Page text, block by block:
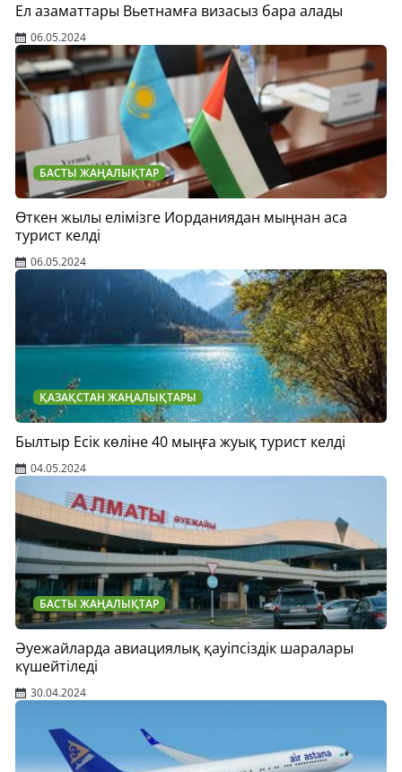
Ел азаматтары Вьетнамға визасыз бара алады
06.05.2024
БАСТЫ ЖАҢАЛЫҚТАР
Өткен жылы елімізге Иорданиядан мыңнан аса
турист келді
06.05.2024
ҚАЗАҚСТАН ЖАҢАЛЫҚТАРЫ
Былтыр Есік көліне 40 мыңға жуық турист келді
04.05.2024
БАСТЫ ЖАҢАЛЫҚТАР
Әуежайларда авиациялық қауіпсіздік шаралары
күшейтіледі
30.04.2024